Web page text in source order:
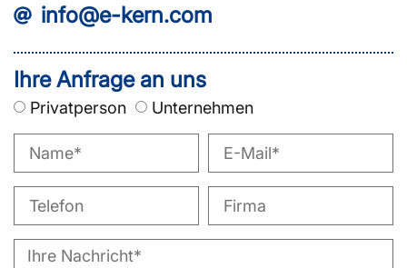
info@e-kern.com
Ihre Anfrage an uns
Privatperson Unternehmen